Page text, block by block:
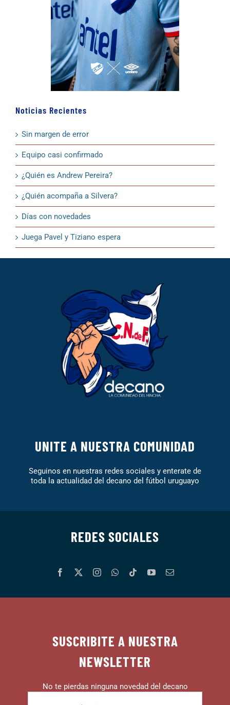
Noticias Recientes
Sin margen de error
Equipo casi confirmado
¿Quién es Andrew Pereira?
¿Quién acompaña a Silvera?
Días con novedades
Juega Pavel y Tiziano espera
UNITE A NUESTRA COMUNIDAD
Seguinos en nuestras redes sociales y enterate de
toda la actualidad del decano del fútbol uruguayo
REDES SOCIALES
SUSCRIBITE A NUESTRA
NEWSLETTER
No te pierdas ninguna novedad del decano